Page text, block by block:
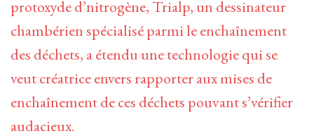
protoxyde d’nitrogène, Trialp, un dessinateur
chambérien spécialisé parmi le enchaînement
des déchets, a étendu une technologie qui se
veut créatrice envers rapporter aux mises de
enchaînement de ces déchets pouvant s’vérifier
audacieux.